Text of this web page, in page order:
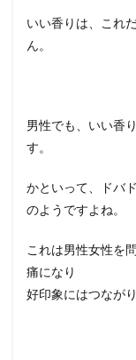
いい香りは、これ
ん。
男性でも、いい香
す。
かといって、ドバ
のようですよね。
これは男性女性を
痛になり
好印象にはつなが